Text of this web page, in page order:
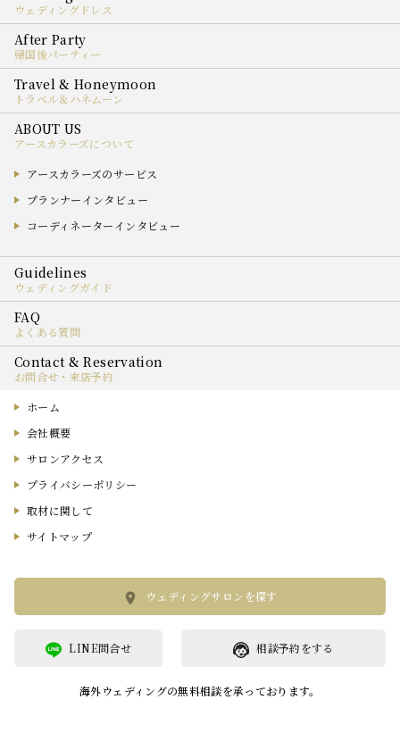
ウェディングドレス
帰国後パーティー
トラベル＆ハネムーン
アースカラーズについて
アースカラーズのサービス
プランナーインタビュー
コーディネーターインタビュー
ウェディングガイド
よくある質問
お問合せ・来店予約
ホーム
会社概要
サロンアクセス
プライバシーポリシー
取材に関して
サイトマップ
ウェディングサロンを探す
相談予約をする
LINE問合せ
海外ウェディングの無料相談を承っております。